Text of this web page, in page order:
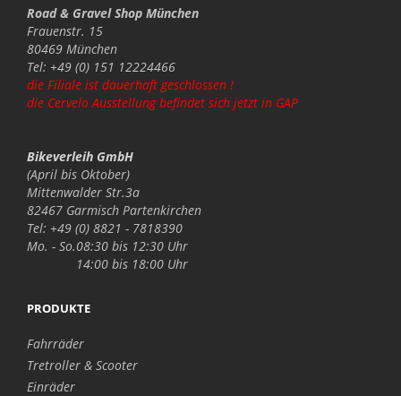
Road & Gravel Shop München
Frauenstr. 15
80469 München
Tel: +49 (0) 151 12224466
die Filiale ist dauerhaft geschlossen !
die Cervelo Ausstellung befindet sich jetzt in GAP
Bikeverleih GmbH
(April bis Oktober)
Mittenwalder Str.3a
82467 Garmisch Partenkirchen
Tel: +49 (0) 8821 - 7818390
Mo. - So.08:30 bis 12:30 Uhr
14:00 bis 18:00 Uhr
PRODUKTE
Fahrräder
Tretroller & Scooter
Einräder